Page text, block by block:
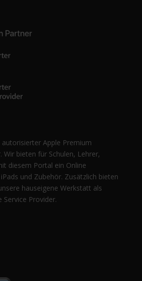
autorisierter Apple Premium
Wir bieten für Schulen, Lehrer,
diesem Portal ein Online
und Zubehör. Zusätzlich bieten
hauseigene Werkstatt als
Service Provider.